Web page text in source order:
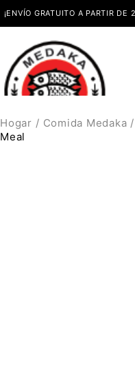
¡ENVÍO GRATUITO A PARTIR
Hogar / Comida Medaka /
Meal